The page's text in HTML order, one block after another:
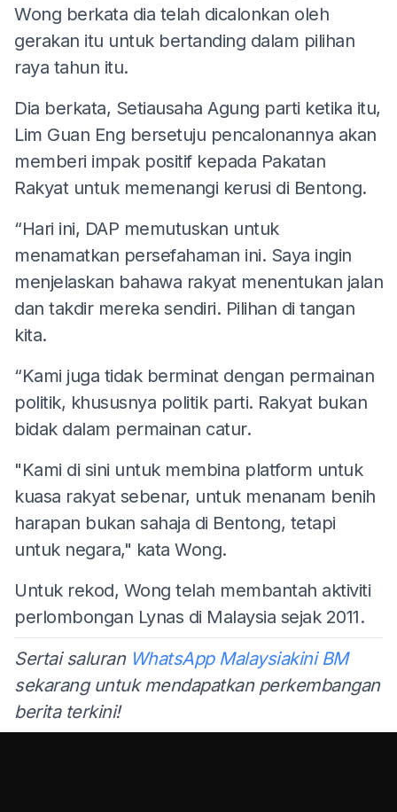
Wong berkata dia telah dicalonkan oleh
gerakan itu untuk bertanding dalam pilihan
raya tahun itu.
Dia berkata, Setiausaha Agung parti ketika itu,
Lim Guan Eng bersetuju pencalonannya akan
memberi impak positif kepada Pakatan
Rakyat untuk memenangi kerusi di Bentong.
“Hari ini, DAP memutuskan untuk
menamatkan persefahaman ini. Saya ingin
menjelaskan bahawa rakyat menentukan jalan
dan takdir mereka sendiri. Pilihan di tangan
kita.
“Kami juga tidak berminat dengan permainan
politik, khususnya politik parti. Rakyat bukan
bidak dalam permainan catur.
"Kami di sini untuk membina platform untuk
kuasa rakyat sebenar, untuk menanam benih
harapan bukan sahaja di Bentong, tetapi
untuk negara," kata Wong.
Untuk rekod, Wong telah membantah aktiviti
perlombongan Lynas di Malaysia sejak 2011.
Sertai saluran WhatsApp Malaysiakini BM
sekarang untuk mendapatkan perkembangan
berita terkini!